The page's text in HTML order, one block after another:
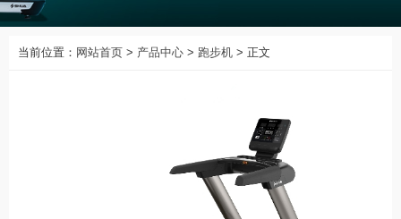
当前位置： 网站首页 > 产品中心 > 跑步机 > 正文